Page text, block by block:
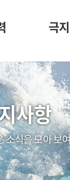
극
사항
소식을 모아 보